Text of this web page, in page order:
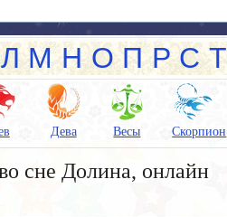
Л М Н О П Р С Т
Дева Весы Скорпион
сне Долина, онлайн